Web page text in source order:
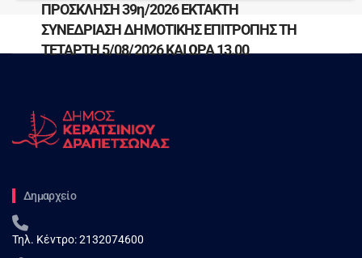
ΠΡΟΣΚΛΗΣΗ 39η/2026 ΕΚΤΑΚΤΗ
ΣΥΝΕΔΡΙΑΣΗ ΔΗΜΟΤΙΚΗΣ ΕΠΙΤΡΟΠΗΣ ΤΗ
ΤΕΤΑΡΤΗ 5/08/2026 ΚΑΙ ΩΡΑ 13.00
Δημαρχείο
Τηλ. Κέντρο:2132074600